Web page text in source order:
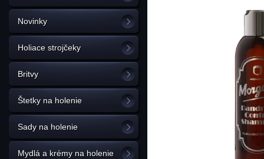
Novinky
Holiace strojčeky
Britvy
Štetky na holenie
Sady na holenie
Mydlá a krémy na holenie